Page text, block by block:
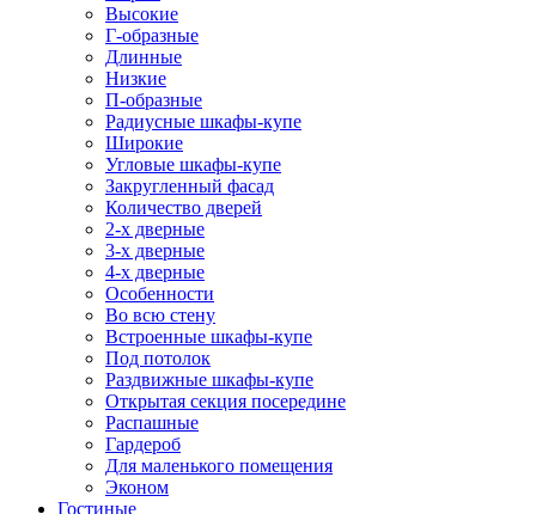
Высокие
Г-образные
Длинные
Низкие
П-образные
Радиусные шкафы-купе
Широкие
Угловые шкафы-купе
Закругленный фасад
Количество дверей
2-х дверные
3-х дверные
4-х дверные
Особенности
Во всю стену
Встроенные шкафы-купе
Под потолок
Раздвижные шкафы-купе
Открытая секция посередине
Распашные
Гардероб
Для маленького помещения
Эконом
Гостиные